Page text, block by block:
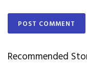
Recommended